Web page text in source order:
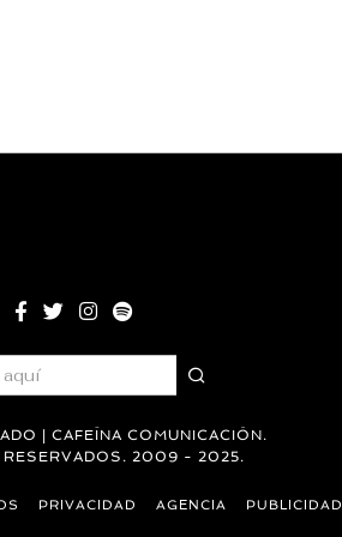
| CAFEÍNA COMUNICACIÓN.
RESERVADOS. 2009 - 2025.
PRIVACIDAD AGENCIA PUBLICIDAD